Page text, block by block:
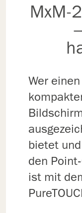
MxM-
Wer
bietet
den
ist mit